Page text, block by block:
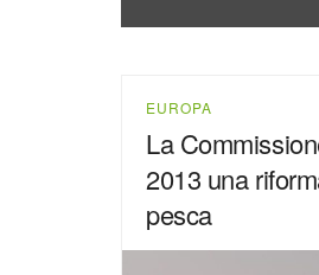
EUROPA
La
2013 una
pesca